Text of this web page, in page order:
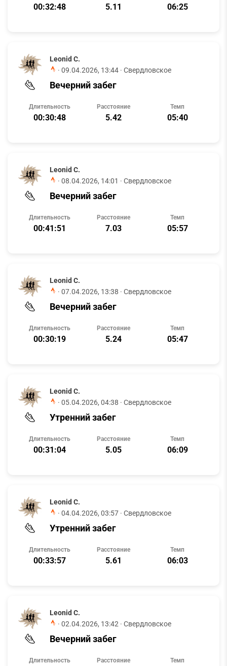
00:32:48 5.11 06:25
Leonid C.
· 09.04.2026, 13:44 · Свердловское
Вечерний забег
Длительность
00:30:48
Расстояние
5.42
Темп
05:40
Leonid C.
· 08.04.2026, 14:01 · Свердловское
Вечерний забег
Длительность
00:41:51
Расстояние
7.03
Темп
05:57
Leonid C.
· 07.04.2026, 13:38 · Свердловское
Вечерний забег
Длительность
00:30:19
Расстояние
5.24
Темп
05:47
Leonid C.
· 05.04.2026, 04:38 · Свердловское
Утренний забег
Длительность
00:31:04
Расстояние
5.05
Темп
06:09
Leonid C.
· 04.04.2026, 03:57 · Свердловское
Утренний забег
Длительность
00:33:57
Расстояние
5.61
Темп
06:03
Leonid C.
· 02.04.2026, 13:42 · Свердловское
Вечерний забег
Длительность Расстояние Темп